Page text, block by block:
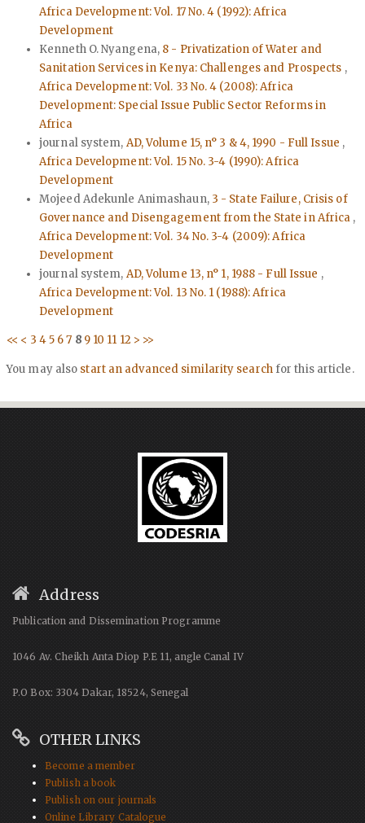
Africa Development: Vol. 17 No. 4 (1992): Africa
Development
Kenneth O. Nyangena, 8 - Privatization of Water and
Sanitation Services in Kenya: Challenges and Prospects ,
Africa Development: Vol. 33 No. 4 (2008): Africa
Development: Special Issue Public Sector Reforms in
Africa
journal system, AD, Volume 15, n° 3 & 4, 1990 - Full Issue ,
Africa Development: Vol. 15 No. 3-4 (1990): Africa
Development
Mojeed Adekunle Animashaun, 3 - State Failure, Crisis of
Governance and Disengagement from the State in Africa ,
Africa Development: Vol. 34 No. 3-4 (2009): Africa
Development
journal system, AD, Volume 13, n° 1, 1988 - Full Issue ,
Africa Development: Vol. 13 No. 1 (1988): Africa
Development
<< < 3 45 6 7 8 9 10 11 12 > >>
You may also start an advanced similarity searchfor this article.
Address
Publication and Dissemination Programme
1046 Av. Cheikh Anta Diop P.E 11, angle Canal IV
P.O Box: 3304 Dakar, 18524, Senegal
OTHER LINKS
Become a member
Publish a book
Publish on our journals
Online Library Catalogue